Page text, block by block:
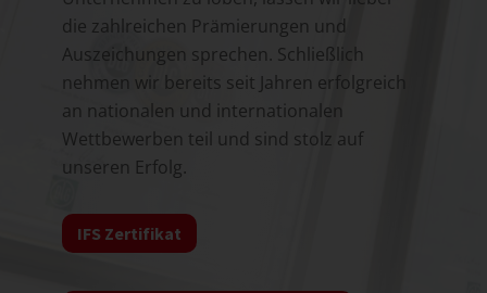
die zahlreichen Prämierungen und
Auszeichungen sprechen. Schließlich
nehmen wir bereits seit Jahren erfolgreich
an nationalen und internationalen
Wettbewerben teil und sind stolz auf
unseren Erfolg.
IFS Zertifikat